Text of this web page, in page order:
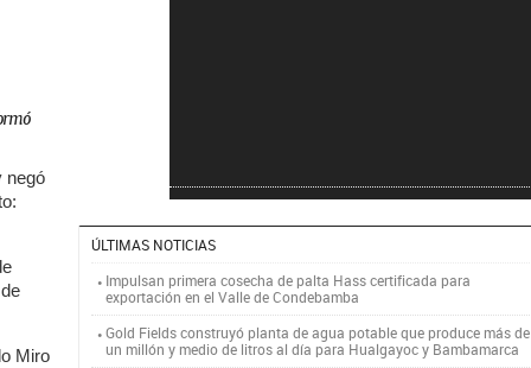
negó
Miro
ÚLTIMAS NOTICIAS
Impulsan primera cosecha de palta Hass certificada para
exportación en el Valle de Condebamba
Gold Fields construyó planta de agua potable que produce más de
un millón y medio de litros al día para Hualgayoc y Bambamarca